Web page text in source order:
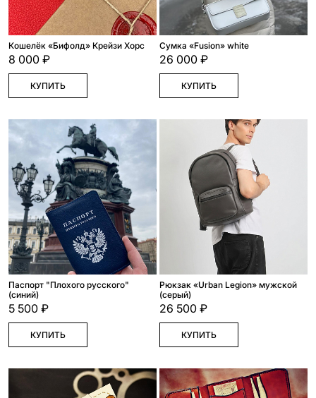
Кошелёк «Бифолд» Крейзи Хорс
8 000 ₽
КУПИТЬ
Сумка «Fusion» white
26 000 ₽
КУПИТЬ
Паспорт "Плохого русского"
(синий)
5 500 ₽
КУПИТЬ
Рюкзак «Urban Legion» мужской
(серый)
26 500 ₽
КУПИТЬ